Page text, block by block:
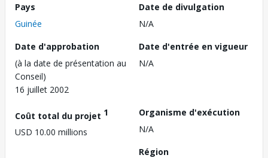
Pays
Guinée
Date de divulgation
N/A
Date d'approbation
(à la date de présentation au
Conseil)
16 juillet 2002
Date d'entrée en vigueur
N/A
Coût total du projet 1
USD 10.00 millions
Organisme d'exécution
N/A
Région